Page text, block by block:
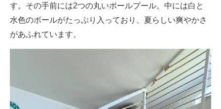
す。その手前には2つの丸いボールプール。中には白と
水色のボールがたっぷり入っており、夏らしい爽やかさ
があふれています。